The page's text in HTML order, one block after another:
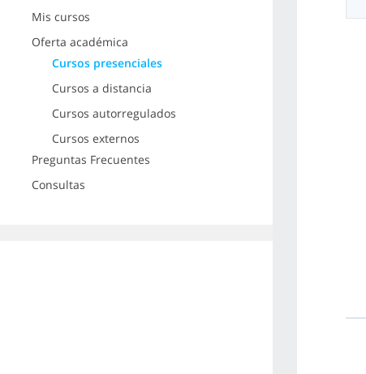
Mis cursos
Oferta académica
Cursos presenciales
Cursos a distancia
Cursos autorregulados
Cursos externos
Preguntas Frecuentes
Consultas